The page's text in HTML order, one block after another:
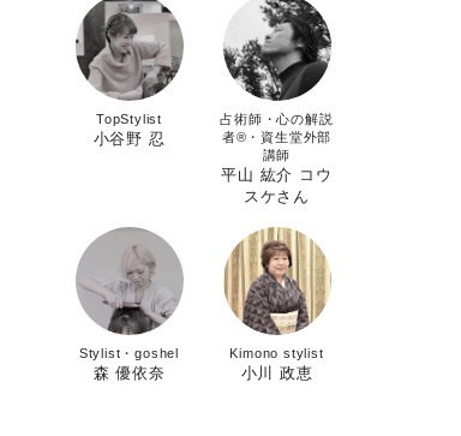
TopStylist
小谷野 忍
占術師・心の解説
者®︎・資生堂外部
講師
平山 紘介 コウ
スケさん
Stylist・goshel
森 優依奈
Kimono stylist
小川 政恵